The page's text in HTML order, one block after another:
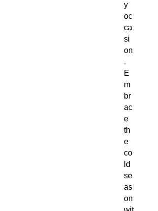
y
oc
ca
si
on
.
E
m
br
ac
e
th
e
co
ld
se
as
on